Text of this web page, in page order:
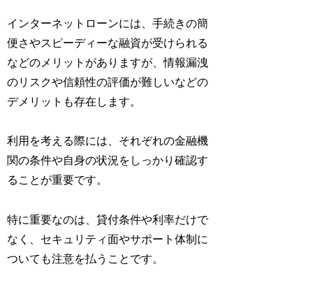
インターネットローンには、手続きの簡
便さやスピーディーな融資が受けられる
などのメリットがありますが、情報漏洩
のリスクや信頼性の評価が難しいなどの
デメリットも存在します。
利用を考える際には、それぞれの金融機
関の条件や自身の状況をしっかり確認す
ることが重要です。
特に重要なのは、貸付条件や利率だけで
なく、セキュリティ面やサポート体制に
ついても注意を払うことです。